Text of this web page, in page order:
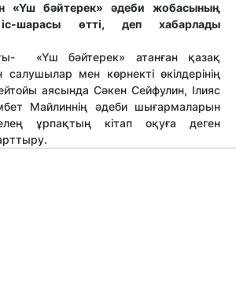
«Үш бәйтерек» әдеби жобасының
шарасы өтті, деп хабарлады
«Үш бәйтерек» атанған қазақ
салушылар мен көрнекті өкілдерінің
аясында Сәкен Сейфулин, Ілияс
Майлиннің әдеби шығармаларын
ұрпақтың кітап оқуға деген